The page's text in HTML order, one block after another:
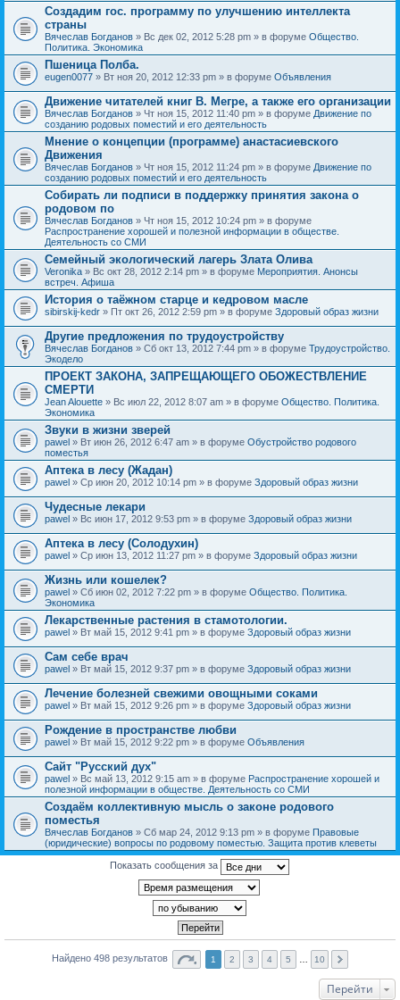
Создадим гос. программу по улучшению интеллекта
страны
Вячеслав Богданов » Вс дек 02, 2012 5:28 pm » в форуме Общество.
Политика. Экономика
Пшеница Полба.
eugen0077 » Вт ноя 20, 2012 12:33 pm » в форуме Объявления
Движение читателей книг В. Мегре, а также его организации
Вячеслав Богданов » Чт ноя 15, 2012 11:40 pm » в форуме Движение по
созданию родовых поместий и его деятельность
Мнение о концепции (программе) анастасиевского
Движения
Вячеслав Богданов » Чт ноя 15, 2012 11:24 pm » в форуме Движение по
созданию родовых поместий и его деятельность
Собирать ли подписи в поддержку принятия закона о
родовом по
Вячеслав Богданов » Чт ноя 15, 2012 10:24 pm » в форуме
Распространение хорошей и полезной информации в обществе.
Деятельность со СМИ
Семейный экологический лагерь Злата Олива
Veronika » Вс окт 28, 2012 2:14 pm » в форуме Мероприятия. Анонсы
встреч. Афиша
История о таёжном старце и кедровом масле
sibirskij-kedr » Пт окт 26, 2012 2:59 pm » в форуме Здоровый образ жизни
Другие предложения по трудоустройству
Вячеслав Богданов » Сб окт 13, 2012 7:44 pm » в форуме Трудоустройство.
Экодело
ПРОЕКТ ЗАКОНА, ЗАПРЕЩАЮЩЕГО ОБОЖЕСТВЛЕНИЕ
СМЕРТИ
Jean Alouette » Вс июл 22, 2012 8:07 am » в форуме Общество. Политика.
Экономика
Звуки в жизни зверей
pawel » Вт июн 26, 2012 6:47 am » в форуме Обустройство родового
поместья
Аптека в лесу (Жадан)
pawel » Ср июн 20, 2012 10:14 pm » в форуме Здоровый образ жизни
Чудесные лекари
pawel » Вс июн 17, 2012 9:53 pm » в форуме Здоровый образ жизни
Аптека в лесу (Солодухин)
pawel » Ср июн 13, 2012 11:27 pm » в форуме Здоровый образ жизни
Жизнь или кошелек?
pawel » Сб июн 02, 2012 7:22 pm » в форуме Общество. Политика.
Экономика
Лекарственные растения в стамотологии.
pawel » Вт май 15, 2012 9:41 pm » в форуме Здоровый образ жизни
Сам себе врач
pawel » Вт май 15, 2012 9:37 pm » в форуме Здоровый образ жизни
Лечение болезней свежими овощными соками
pawel » Вт май 15, 2012 9:26 pm » в форуме Здоровый образ жизни
Рождение в пространстве любви
pawel » Вт май 15, 2012 9:22 pm » в форуме Объявления
Сайт "Русский дух"
pawel » Вс май 13, 2012 9:15 am » в форуме Распространение хорошей и
полезной информации в обществе. Деятельность со СМИ
Создаём коллективную мысль о законе родового
поместья
Вячеслав Богданов » Сб мар 24, 2012 9:13 pm » в форуме Правовые
(юридические) вопросы по родовому поместью. Защита против клеветы
Показать сообщения за
Найдено 498 результатов 1 2 3 4 5 10
Перейти